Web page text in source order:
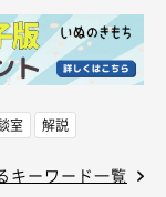
室 解説
キーワード一覧